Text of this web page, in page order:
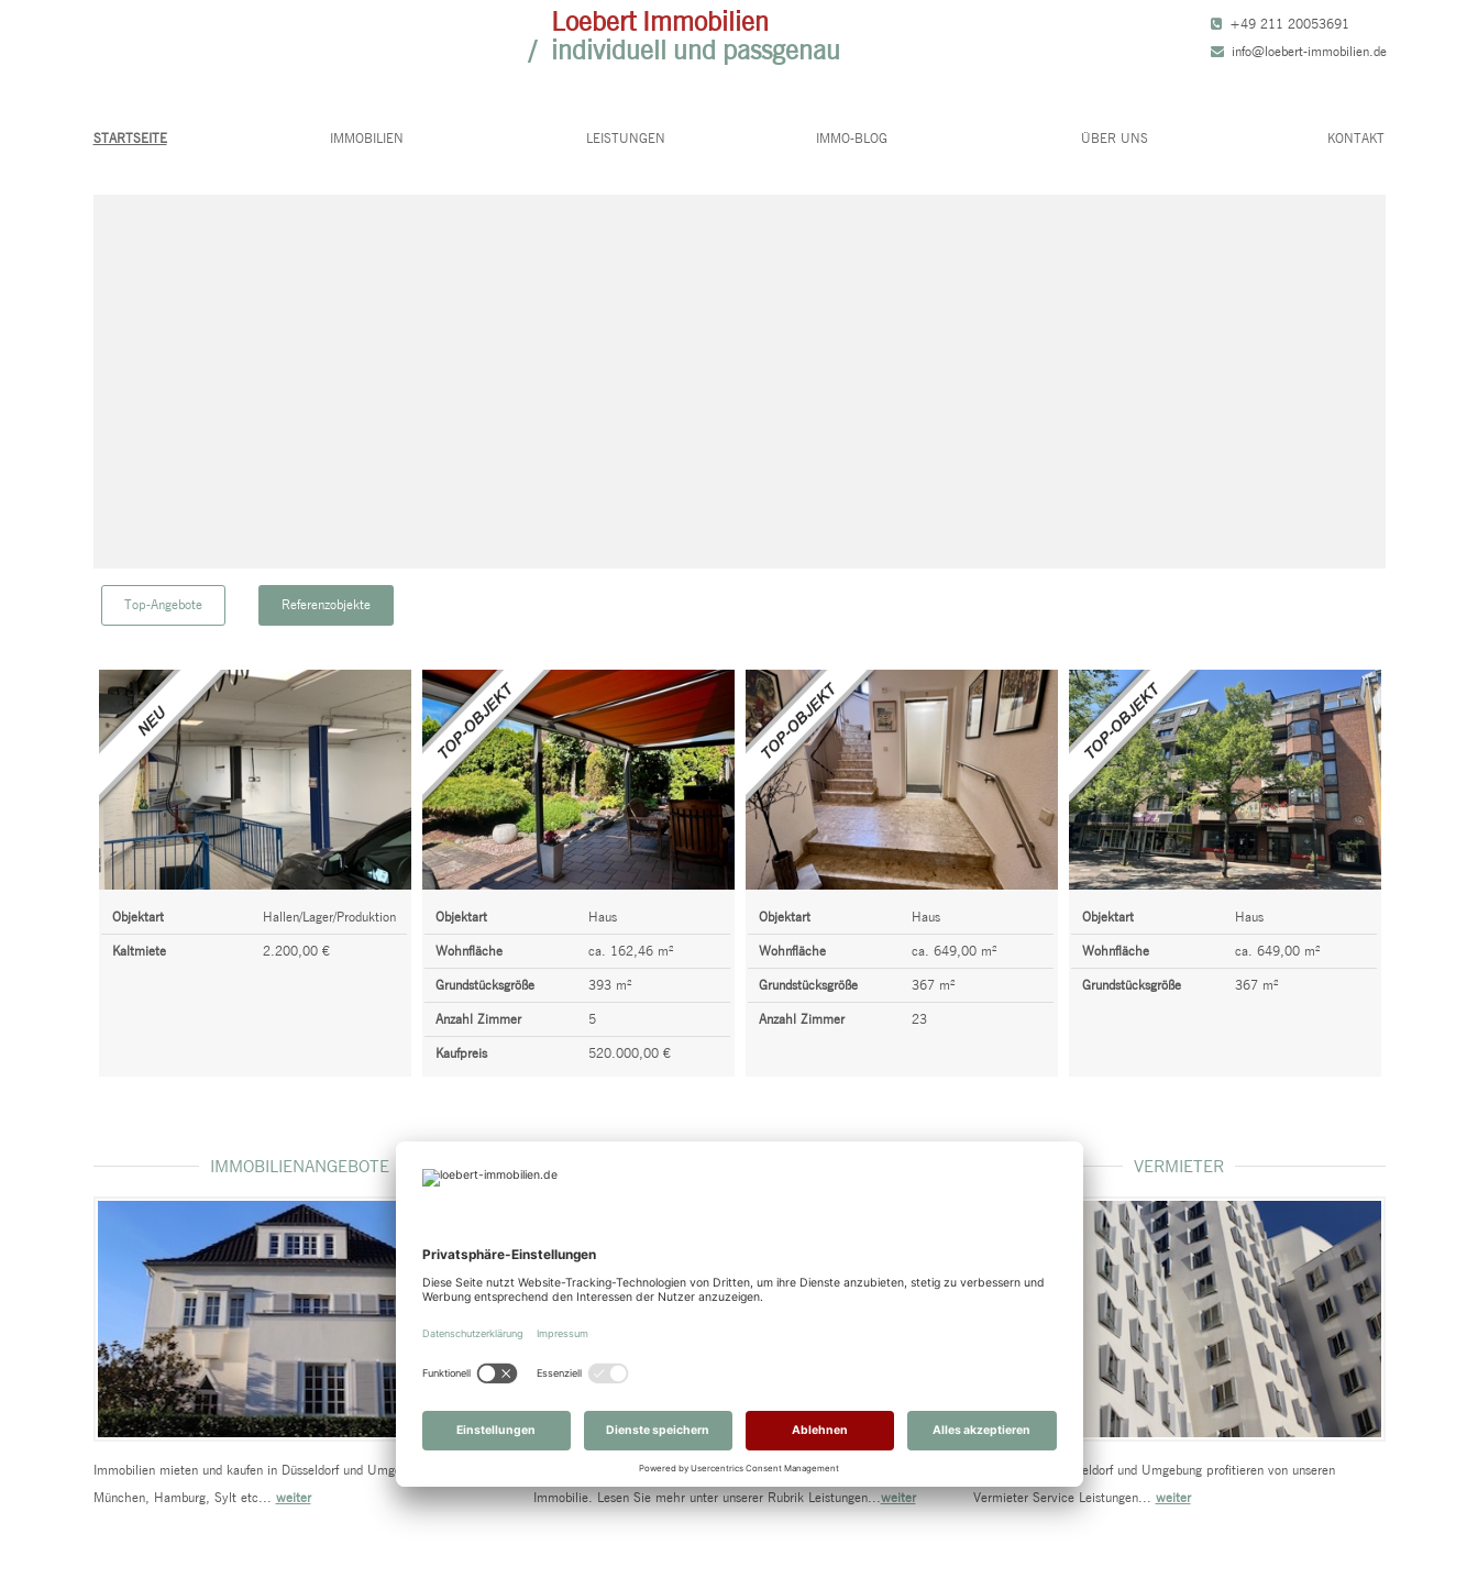
Loebert Immobilien
/ individuell und passgenau
+49 211 20053691
info@loebert-immobilien.de
STARTSEITE IMMOBILIEN LEISTUNGEN IMMO-BLOG ÜBER UNS KONTAKT
Top-Angebote Referenzobjekte
Objektart Hallen/Lager/Produktion
Kaltmiete 2.200,00 €
Objektart Haus
Wohnfläche ca. 162,46 m²
Grundstücksgröße 393 m²
Anzahl Zimmer 5
Kaufpreis 520.000,00 €
Objektart Haus
Wohnfläche ca. 649,00 m²
Grundstücksgröße 367 m²
Anzahl Zimmer 23
Objektart Haus
Wohnfläche ca. 649,00 m²
Grundstücksgröße 367 m²
Objektart Wohnung
Wohnfläche ca. 79,30 m²
Objektart Wohnung
Wohnfläche ca. 67,00 m² Grundstücksgröße 287 m²
Objektart Wohnung
Wohnfläche ca. 90,00 m²
IMMOBILIENANGEBOTE
Immobilien mieten und kaufen in Düsseldorf und Umgebung oder
München, Hamburg, Sylt etc... weiter
Eigentümern bieten wir echten Service rund um den Verkauf der
Immobilie. Lesen Sie mehr unter unserer Rubrik Leistungen... weiter
VERMIETER
Vermieter aus Düsseldorf und Umgebung profitieren von unseren
Vermieter Service Leistungen... weiter